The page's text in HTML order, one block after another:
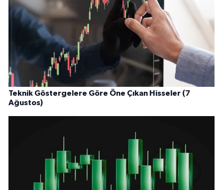
Teknik Göstergelere Göre Öne Çıkan Hisseler (7
Ağustos)